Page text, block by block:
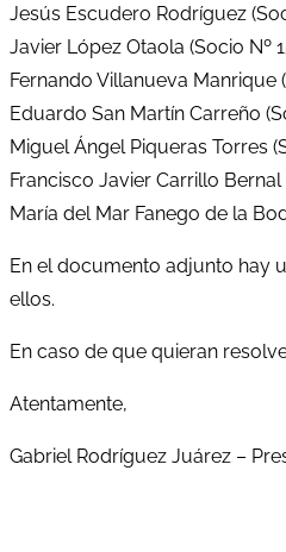
Jesús Escudero Rodríguez
Javier López Otaola (Socio Nº
Fernando Villanueva Manrique
Eduardo San Martín Carreño
Miguel Ángel Piqueras Torres
Francisco Javier Carrillo Bernal
María del Mar Fanego de la
En el documento adjunto hay
ellos.
En caso de que quieran
Atentamente,
Gabriel Rodríguez Juárez –